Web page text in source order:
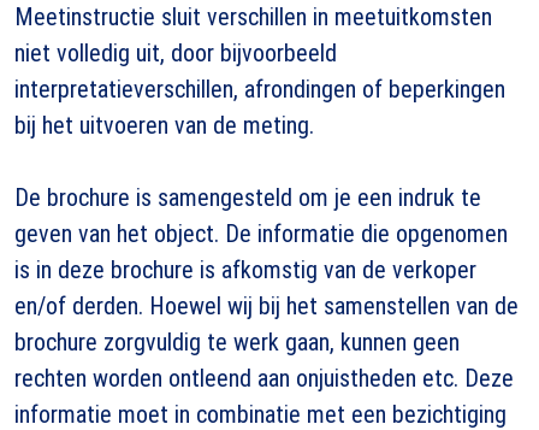
Meetinstructie sluit verschillen in meetuitkomsten
niet volledig uit, door bijvoorbeeld
interpretatieverschillen, afrondingen of beperkingen
bij het uitvoeren van de meting.
De brochure is samengesteld om je een indruk te
geven van het object. De informatie die opgenomen
is in deze brochure is afkomstig van de verkoper
en/of derden. Hoewel wij bij het samenstellen van de
brochure zorgvuldig te werk gaan, kunnen geen
rechten worden ontleend aan onjuistheden etc. Deze
informatie moet in combinatie met een bezichtiging